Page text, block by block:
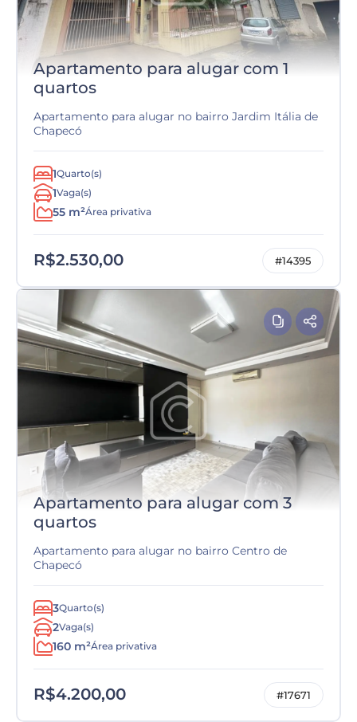
Apartamento para alugar com 1
quartos
Apartamento para alugar no bairro Jardim Itália de
Chapecó
1Quarto(s)
1Vaga(s)
55 m²Área privativa
R$2.530,00 #14395
Apartamento para alugar com 3
quartos
Apartamento para alugar no bairro Centro de
Chapecó
3Quarto(s)
2Vaga(s)
160 m²Área privativa
R$4.200,00 #17671